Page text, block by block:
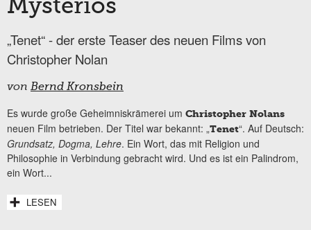
Mysteriös
„Tenet“ - der erste Teaser des neuen Films von
Christopher Nolan
von Bernd Kronsbein
Es wurde große Geheimniskrämerei um Christopher Nolans
neuen Film betrieben. Der Titel war bekannt: „Tenet“. Auf Deutsch:
Grundsatz, Dogma, Lehre. Ein Wort, das mit Religion und
Philosophie in Verbindung gebracht wird. Und es ist ein Palindrom,
ein Wort...
LESEN